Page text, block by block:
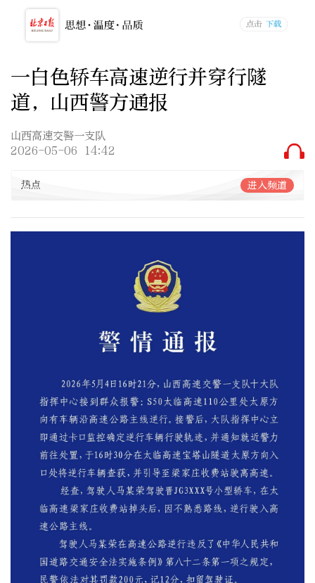
一白色轿车高速逆行并穿行隧
道，山西警方通报
山西高速交警一支队
2026-05-06 14:42
热点 进入频道